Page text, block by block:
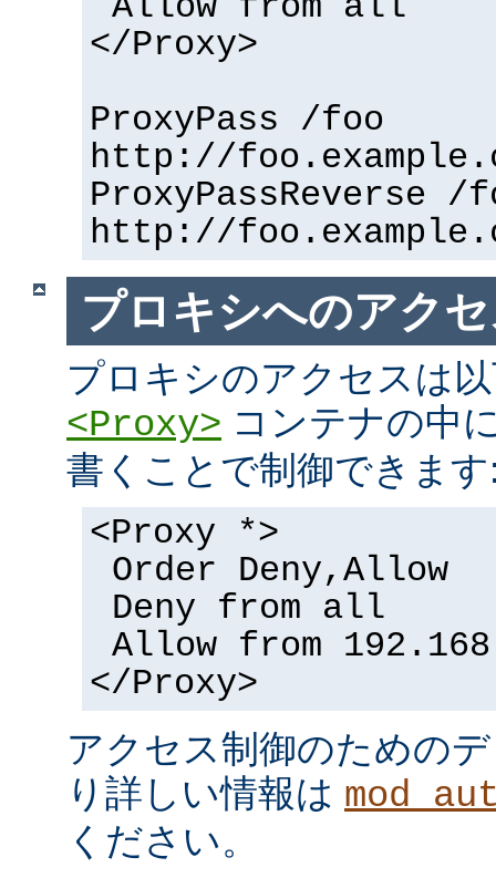
</Proxy>
ProxyPass /foo
http://
ProxyPassReverse /
http://
プロキシへのアク
プロキシのアクセスは
<Proxy> コンテナの中
書くことで制御できま
<Proxy *>
Order Deny,Allow
Deny from all
Allow from
</Proxy>
アクセス制御のための
り詳しい情報は
ください。